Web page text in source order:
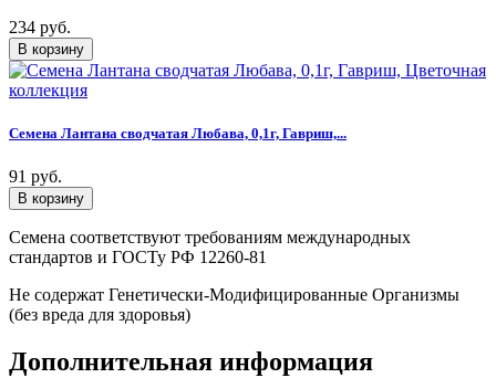
234 руб.
Семена Лантана сводчатая Любава, 0,1г, Гавриш,...
91 руб.
Семена соответствуют требованиям международных
стандартов и ГОСТу РФ 12260-81
Не содержат Генетически-Модифицированные Организмы
(без вреда для здоровья)
Дополнительная информация